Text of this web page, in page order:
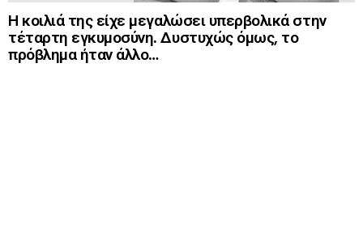
Η κοιλιά της είχε μεγαλώσει υπερβολικά στην
τέταρτη εγκυμοσύνη. Δυστυχώς όμως, το
πρόβλημα ήταν άλλο…